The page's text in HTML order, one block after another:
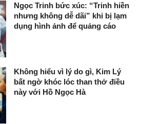
Ngọc Trinh bức xúc: “Trinh hiền
nhưng không dễ dãi” khi bị lạm
dụng hình ảnh để quảng cáo
Không hiểu vì lý do gì, Kim Lý
bất ngờ khóc lóc than thở điều
này với Hồ Ngọc Hà